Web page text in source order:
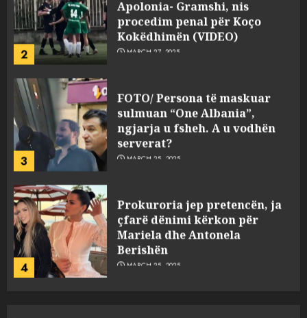
2
Apolonia- Gramshi, nis
procedim penal për Koço
Kokëdhimën (VIDEO)
MARCH 27, 2025
3
FOTO/ Persona të maskuar
sulmuan “One Albania”,
ngjarja u fsheh. A u vodhën
serverat?
MARCH 25, 2025
4
Prokuroria jep pretencën, ja
çfarë dënimi kërkon për
Mariela dhe Antonela
Berishën
MARCH 25, 2025